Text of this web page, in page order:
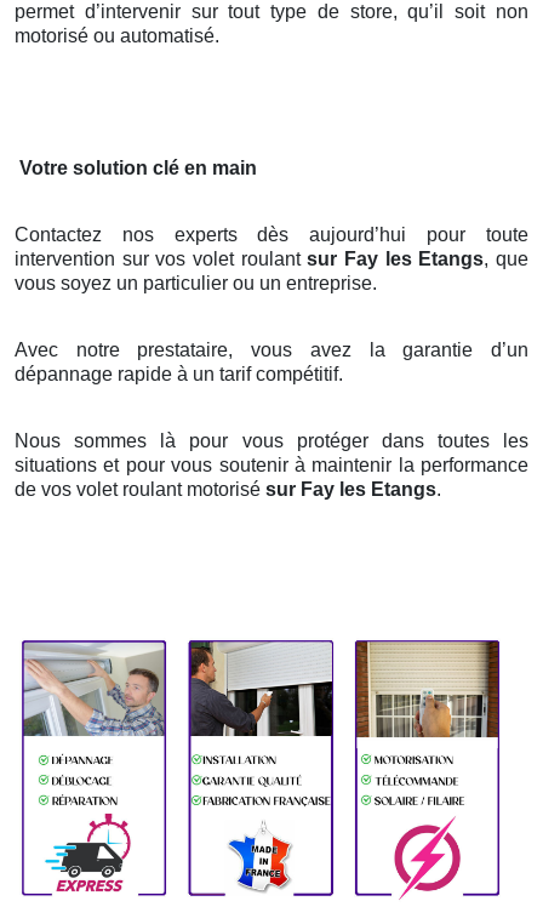
permet d’intervenir sur tout type de store, qu’il soit non
motorisé ou automatisé.
Votre solution clé en main
Contactez nos experts dès aujourd’hui pour toute
intervention sur vos volet roulantsur Fay les Etangs, que
vous soyez un particulier ou un entreprise.
Avec notre prestataire, vous avez la garantie d’un
dépannage rapide à un tarif compétitif.
Nous sommes là pour vous protéger dans toutes les
situations et pour vous soutenir à maintenir la performance
de vos volet roulant motorisé sur Fay les Etangs.